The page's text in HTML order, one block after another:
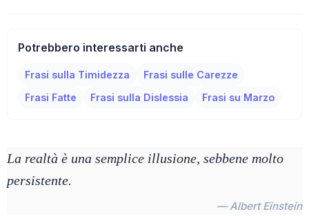
Potrebbero interessarti anche
Frasi sulla Timidezza
Frasi sulle Carezze
Frasi Fatte
Frasi sulla Dislessia Frasi su Marzo
La realtà è una semplice illusione, sebbene molto
persistente.
— Albert Einstein